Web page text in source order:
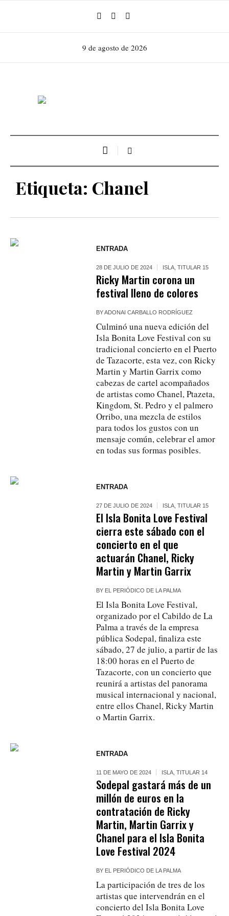
9 de agosto de 2026
Etiqueta: Chanel
ENTRADA
28 DE JULIO DE 2024 ISLA ,TITULAR 15
Ricky Martin corona un
festival lleno de colores
BYADONAI CARBALLO RODRÍGUEZ
Culminó una nueva edición del
Isla Bonita Love Festival con su
tradicional concierto en el Puerto
de Tazacorte, esta vez, con Ricky
Martin y Martin Garrix como
cabezas de cartel acompañados
de artistas como Chanel, Ptazeta,
Kingdom, St. Pedro y el palmero
Orribo, una mezcla de estilos
para todos los gustos con un
mensaje común, celebrar el amor
en todas sus formas posibles.
ENTRADA
27 DE JULIO DE 2024 ISLA ,TITULAR 15
El Isla Bonita Love Festival
cierra este sábado con el
concierto en el que
actuarán Chanel, Ricky
Martin y Martin Garrix
BY EL PERIÓDICO DE LA PALMA
El Isla Bonita Love Festival,
organizado por el Cabildo de La
Palma a través de la empresa
pública Sodepal, finaliza este
sábado, 27 de julio, a partir de las
18:00 horas en el Puerto de
Tazacorte, con un concierto que
reunirá a artistas del panorama
musical internacional y nacional,
entre ellos Chanel, Ricky Martin
o Martin Garrix.
ENTRADA
11 DE MAYO DE 2024 ISLA ,TITULAR 14
Sodepal gastará más de un
millón de euros en la
contratación de Ricky
Martin, Martin Garrix y
Chanel para el Isla Bonita
Love Festival 2024
BY EL PERIÓDICO DE LA PALMA
La participación de tres de los
artistas que intervendrán en el
concierto del Isla Bonita Love